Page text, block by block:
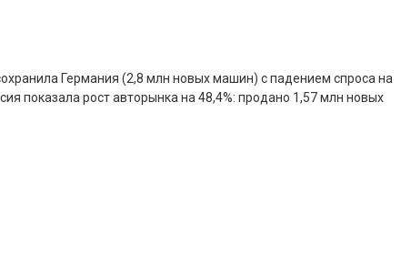
Германия (2,8 млн новых машин) с падением спроса на
показала рост авторынка на 48,4%: продано 1,57 млн новых